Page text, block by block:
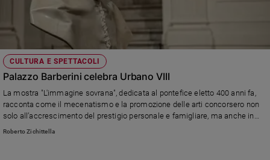
CULTURA E SPETTACOLI
Palazzo Barberini celebra Urbano VIII
La mostra "L'immagine sovrana", dedicata al pontefice eletto 400 anni fa,
racconta come il mecenatismo e la promozione delle arti concorsero non
solo all’accrescimento del prestigio personale e famigliare, ma anche in
modo sostanziale al al potenziamento del governo spirituale e temporale
Roberto Zichittella